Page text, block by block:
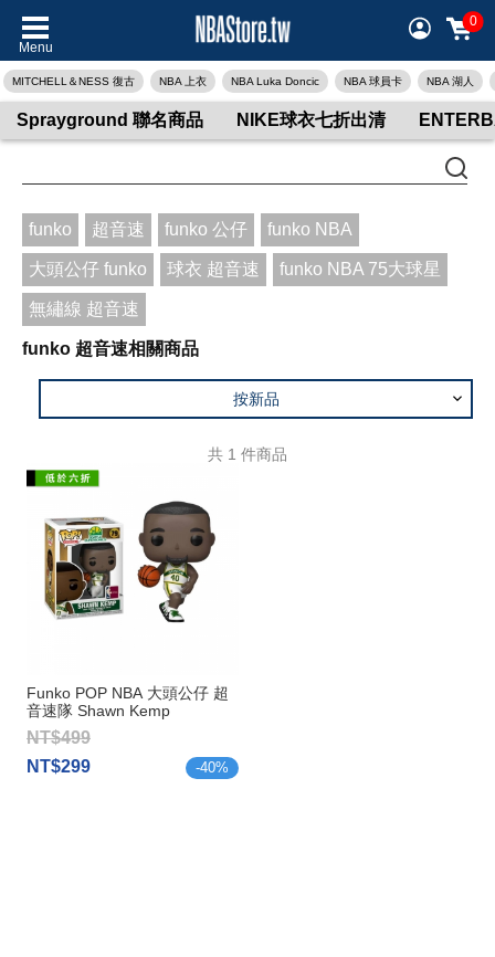
Menu
0
MITCHELL＆NESS 復古 NBA 上衣 NBA Luka Doncic NBA 球員卡 NBA 湖人
Sprayground 聯名商品 NIKE球衣七折出清
funko 超音速 funko 公仔 funko NBA
大頭公仔 funko 球衣 超音速 funko NBA 75大球星
無繡線 超音速
funko 超音速相關商品
按新品
共 1 件商品
Funko POP NBA 大頭公仔 超
音速隊 Shawn Kemp
NT$499
NT$299
-40%